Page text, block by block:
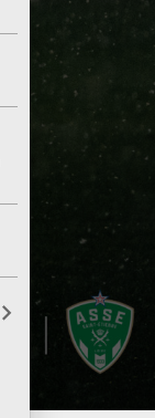
Lundi 03 Août
Le programme de
Lundi 03 Août
Parcage complet
Le dernier match
Dimanche 02 Août
Le point sur